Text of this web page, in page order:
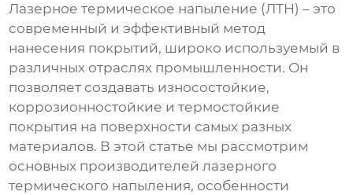
Лазерное термическое напыление (ЛТН) – это
современный и эффективный метод
нанесения покрытий, широко используемый в
различных отраслях промышленности. Он
позволяет создавать износостойкие,
коррозионностойкие и термостойкие
покрытия на поверхности самых разных
материалов. В этой статье мы рассмотрим
основных производителей лазерного
термического напыления, особенности